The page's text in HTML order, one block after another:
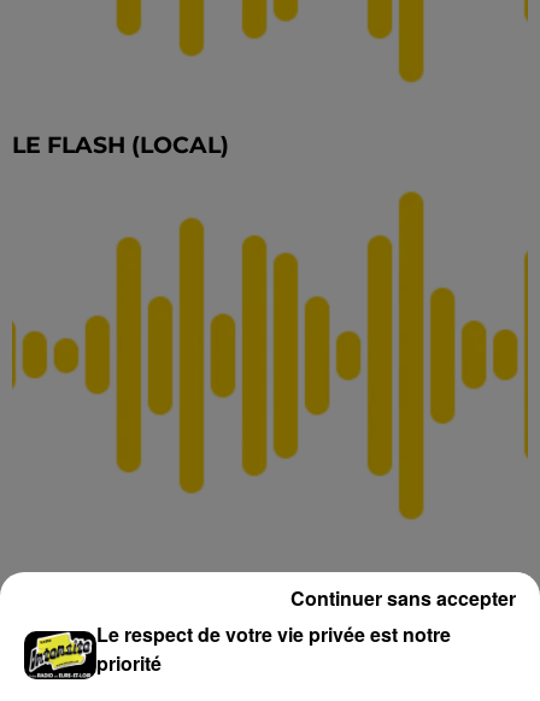
LE FLASH (LOCAL)
LE JOURNAL (LOCAL)
Le respect de votre vie privée est notre
priorité
Continuer sans accepter